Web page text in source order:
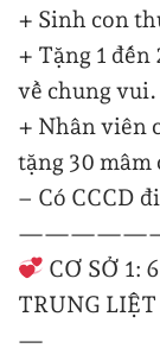
+ Sinh con
+ Tặng 1
về chung vui.
+ Nhân viên
tặng 30 mâm
– Có CCCD
—————
CƠ SỞ 1:
TRUNG
—